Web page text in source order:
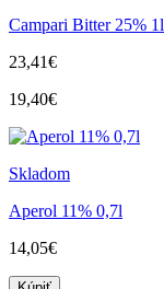
Campari Bitter 25% 1l
23,41€
19,40€
Skladom
Aperol 11% 0,7l
14,05€